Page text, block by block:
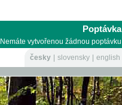
Poptávka
Nemáte vytvořenou žádnou poptávku
česky
slovensky english